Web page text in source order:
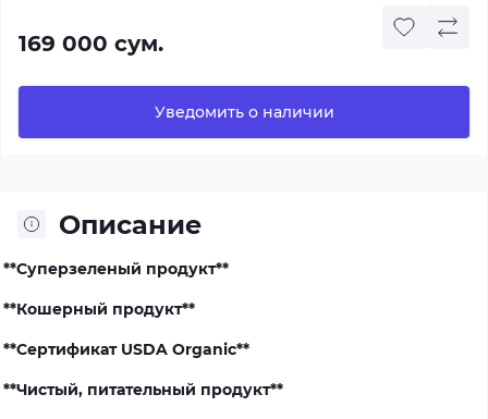
169 000 сум.
Уведомить о наличии
Описание
**Суперзеленый продукт**
**Кошерный продукт**
**Сертификат USDA Organic**
**Чистый, питательный продукт**